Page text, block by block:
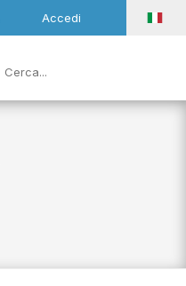
Accedi